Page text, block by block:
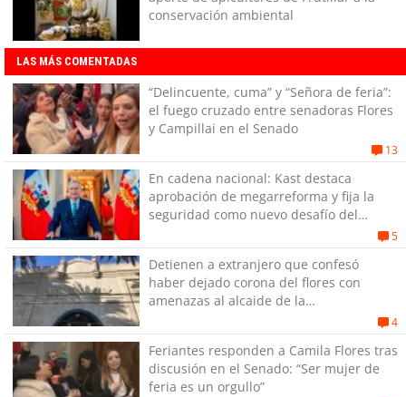
conservación ambiental
LAS MÁS COMENTADAS
“Delincuente, cuma” y “Señora de feria”:
el fuego cruzado entre senadoras Flores
y Campillai en el Senado
13
En cadena nacional: Kast destaca
aprobación de megarreforma y fija la
seguridad como nuevo desafío del
5
Detienen a extranjero que confesó
haber dejado corona del flores con
amenazas al alcaide de la
4
Feriantes responden a Camila Flores tras
discusión en el Senado: “Ser mujer de
feria es un orgullo”